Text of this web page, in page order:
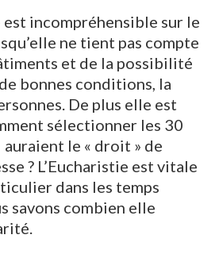
incompréhensible sur le
ne tient pas compte
et de la possibilité
bonnes conditions, la
De plus elle est
sélectionner les 30
le « droit » de
? L’Eucharistie est vitale
dans les temps
savons combien elle